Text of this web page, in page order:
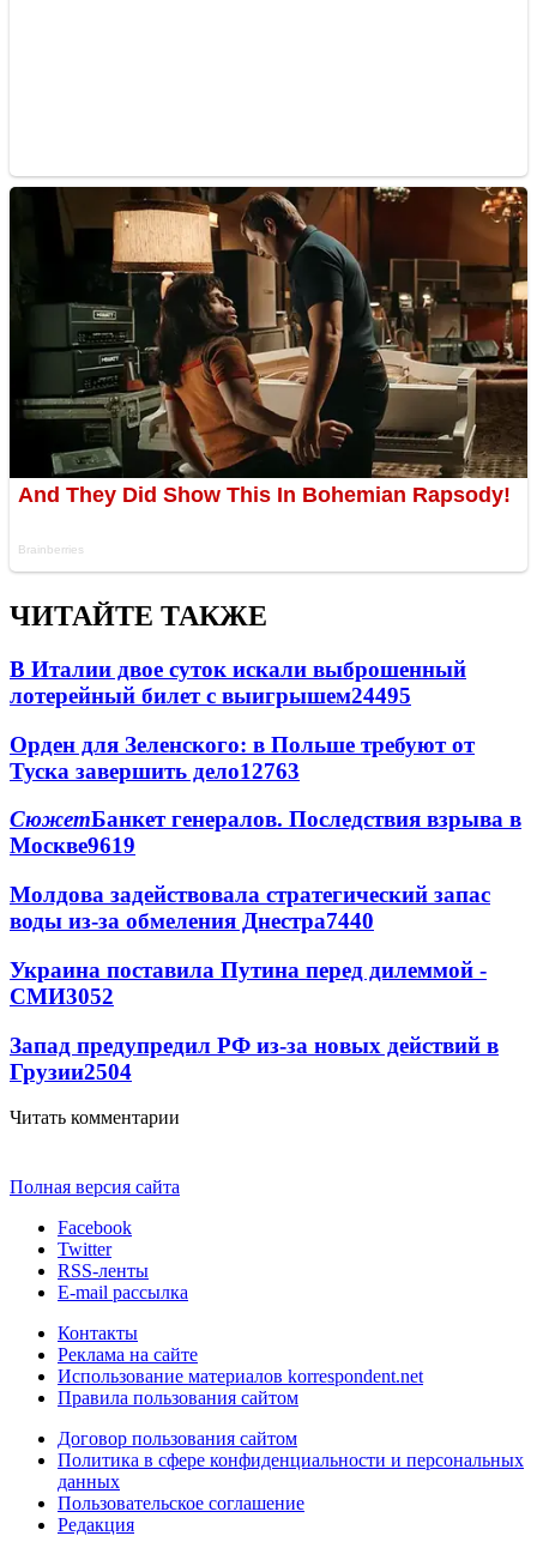
ЧИТАЙТЕ ТАКЖЕ
В Италии двое суток искали выброшенный
лотерейный билет с выигрышем24495
Орден для Зеленского: в Польше требуют от
Туска завершить дело12763
СюжетБанкет генералов. Последствия взрыва в
Москве9619
Молдова задействовала стратегический запас
воды из-за обмеления Днестра7440
Украина поставила Путина перед дилеммой -
СМИ3052
Запад предупредил РФ из-за новых действий в
Грузии2504
Читать комментарии
Полная версия сайта
Facebook
Twitter
RSS-ленты
E-mail рассылка
Контакты
Реклама на сайте
Использование материалов korrespondent.net
Правила пользования сайтом
Договор пользования сайтом
Политика в сфере конфиденциальности и персональных
данных
Пользовательское соглашение
Редакция